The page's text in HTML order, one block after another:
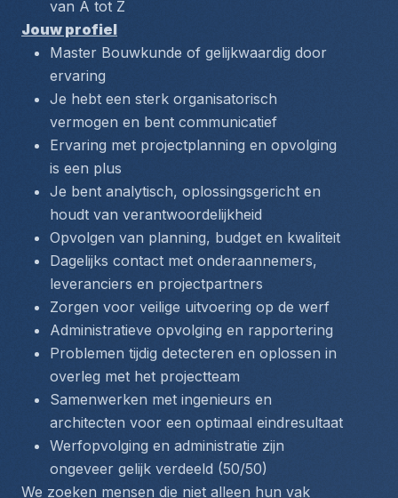
van A tot Z
Jouw profiel
Master Bouwkunde of gelijkwaardig door
ervaring
Je hebt een sterk organisatorisch
vermogen en bent communicatief
Ervaring met projectplanning en opvolging
is een plus
Je bent analytisch, oplossingsgericht en
houdt van verantwoordelijkheid
Opvolgen van planning, budget en kwaliteit
Dagelijks contact met onderaannemers,
leveranciers en projectpartners
Zorgen voor veilige uitvoering op de werf
Administratieve opvolging en rapportering
Problemen tijdig detecteren en oplossen in
overleg met het projectteam
Samenwerken met ingenieurs en
architecten voor een optimaal eindresultaat
Werfopvolging en administratie zijn
ongeveer gelijk verdeeld (50/50)
We zoeken mensen die niet alleen hun vak